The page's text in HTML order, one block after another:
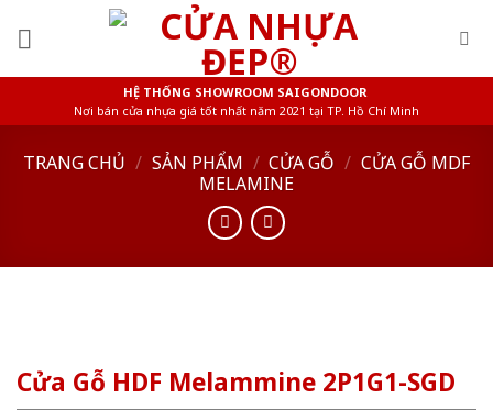
HỆ THỐNG SHOWROOM SAIGONDOOR
Nơi bán cửa nhựa giá tốt nhất năm 2021 tại TP. Hồ Chí Minh
TRANG CHỦ / SẢN PHẨM / CỬA GỖ / CỬA GỖ MDF
MELAMINE
Cửa Gỗ HDF Melammine 2P1G1-SGD